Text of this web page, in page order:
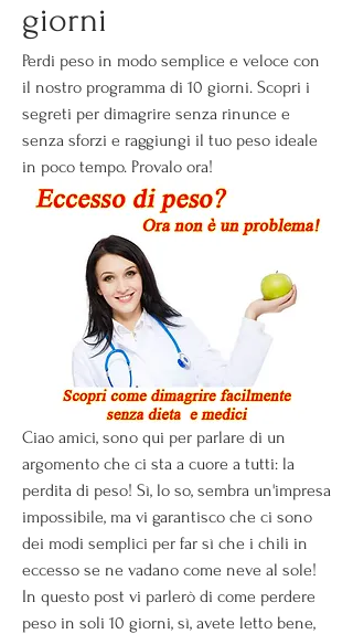
giorni
Perdi peso in modo semplice e veloce con
il nostro programma di 10 giorni. Scopri i
segreti per dimagrire senza rinunce e
senza sforzi e raggiungi il tuo peso ideale
in poco tempo. Provalo ora!
Ciao amici, sono qui per parlare di un
argomento che ci sta a cuore a tutti: la
perdita di peso! Sì, lo so, sembra un'impresa
impossibile, ma vi garantisco che ci sono
dei modi semplici per far sì che i chili in
eccesso se ne vadano come neve al sole!
In questo post vi parlerò di come perdere
peso in soli 10 giorni, sì, avete letto bene,